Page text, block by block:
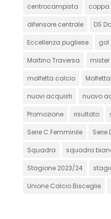
centrocampista coppa
difensore centrale DS
Eccellenza pugliese gol
Martino Traversa mister
molfetta calcio
nuovi acquisti nuovo
Promozione risultato
Serie C Femminile Serie
Squadra squadra
Stagione 2023/24
Unione Calcio Bisceglie